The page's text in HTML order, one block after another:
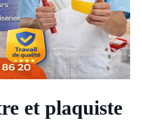
et plaquiste